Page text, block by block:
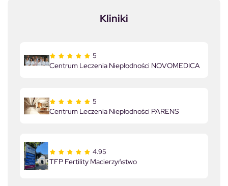
Kliniki
5
Centrum Leczenia Niepłodności NOVOMEDICA
5
Centrum Leczenia Niepłodności PARENS
4.95
TFP Fertility Macierzyństwo